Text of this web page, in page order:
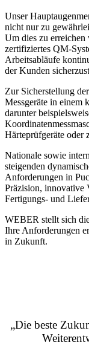
Unser
nicht nur zu
Um dies zu erreichen
zertifiziertes QM-
Arbeitsabläufe
der Kunden
Zur Sicherstellung
Messgeräte in einem
darunter
Härteprüfgeräte oder
Nationale sowie
steigenden
Anforderungen in
Präzision, innovative
Fertigungs- und
WEBER stellt sich
Ihre Anforderungen
in Zukunft.
„Die beste